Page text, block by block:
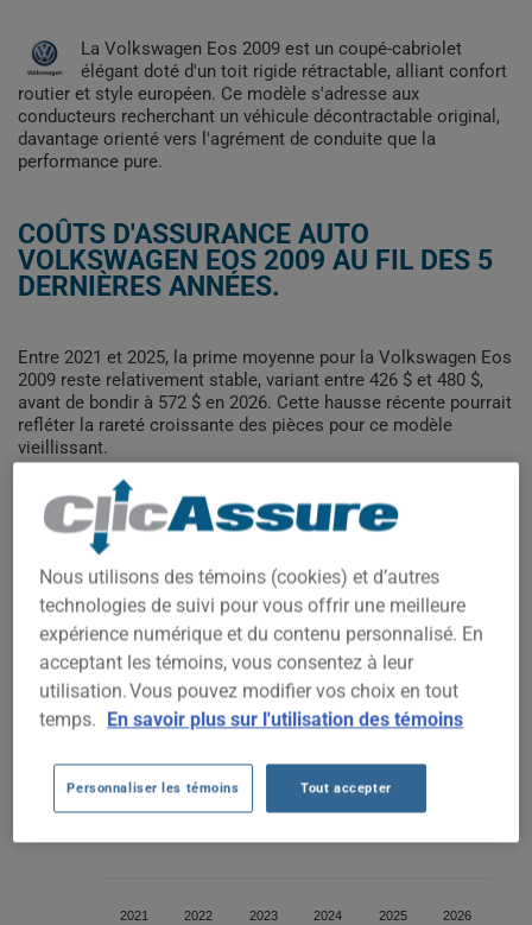
La Volkswagen Eos 2009 est un coupé-cabriolet
élégant doté d'un toit rigide rétractable, alliant confort
routier et style européen. Ce modèle s'adresse aux
conducteurs recherchant un véhicule décontractable original,
davantage orienté vers l'agrément de conduite que la
performance pure.
COÛTS D'ASSURANCE AUTO
VOLKSWAGEN EOS 2009 AU FIL DES 5
DERNIÈRES ANNÉES.
Entre 2021 et 2025, la prime moyenne pour la Volkswagen Eos
2009 reste relativement stable, variant entre 426 $ et 480 $,
avant de bondir à 572 $ en 2026. Cette hausse récente pourrait
refléter la rareté croissante des pièces pour ce modèle
vieillissant.
Pour trouver la meilleur assurance pour votre véhicule
VOLKSWAGEN EOS 2009, il est plus important que jamais de
comparer les options disponibles.
2021 2022 2023 2024 2025 2026
600$
Nous utilisons des témoins (cookies) et d’autres
technologies de suivi pour vous offrir une meilleure
expérience numérique et du contenu personnalisé. En
acceptant les témoins, vous consentez à leur
utilisation. Vous pouvez modifier vos choix en tout
temps. En savoir plus sur l'utilisation des témoins
Personnaliser les témoins Tout accepter